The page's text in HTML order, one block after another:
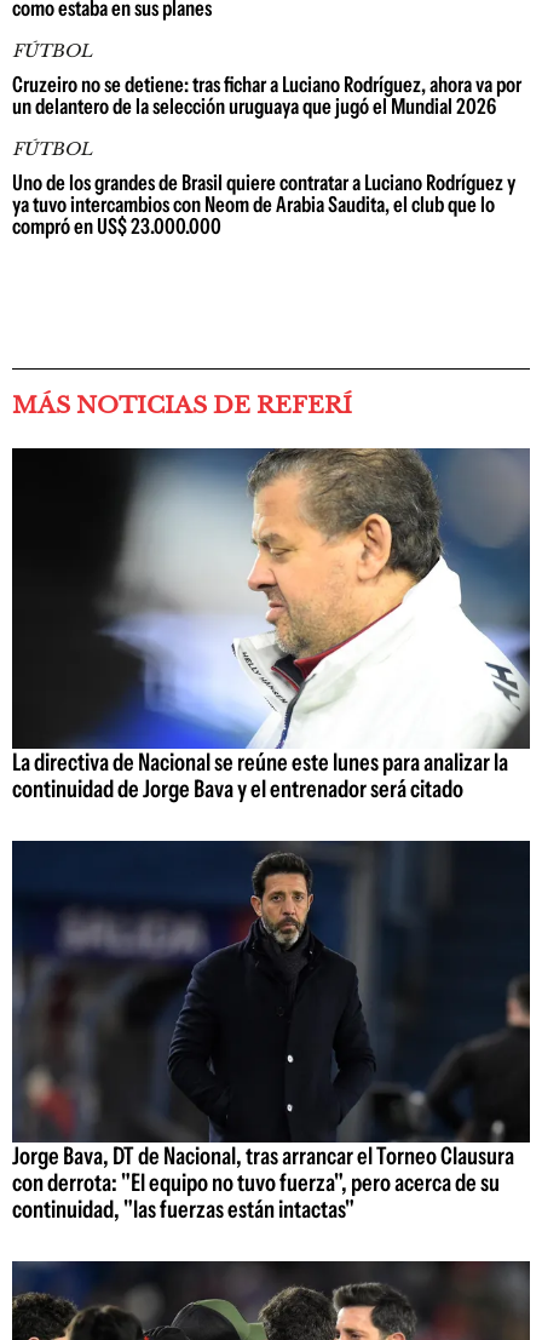
como estaba en sus planes
FÚTBOL
Cruzeiro no se detiene: tras fichar a Luciano Rodríguez, ahora va por
un delantero de la selección uruguaya que jugó el Mundial 2026
FÚTBOL
Uno de los grandes de Brasil quiere contratar a Luciano Rodríguez y
ya tuvo intercambios con Neom de Arabia Saudita, el club que lo
compró en US$ 23.000.000
MÁS NOTICIAS DE REFERÍ
La directiva de Nacional se reúne este lunes para analizar la
continuidad de Jorge Bava y el entrenador será citado
Jorge Bava, DT de Nacional, tras arrancar el Torneo Clausura
con derrota: "El equipo no tuvo fuerza", pero acerca de su
continuidad, "las fuerzas están intactas"